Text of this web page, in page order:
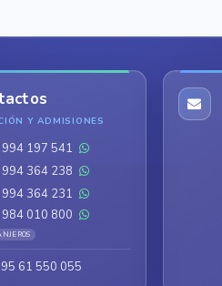
Y ADMISIONES
197 541
364 238
364 231
010 800
61 550 055